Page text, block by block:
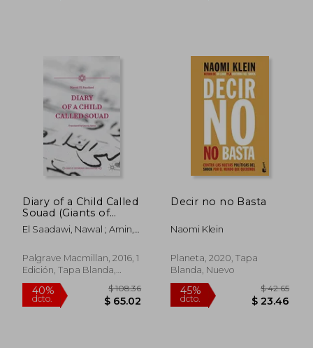
45%
dcto.
Diary of a Child Called
Souad (Giants of
Contemporary Arab
Literature) (en Inglés)
El Saadawi, Nawal ; Amin,
Palgrave Macmillan, 2016, 1
Edición, Tapa Blanda,
Nuevo
Decir no no Basta
Naomi Klein
Planeta, 2020, Tapa
Blanda, Nuevo